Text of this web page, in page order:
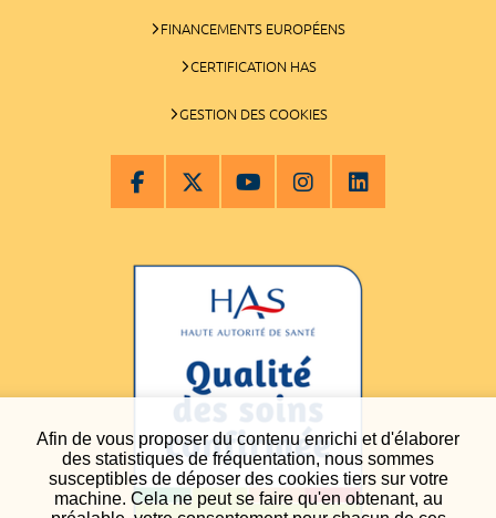
Afin de vous proposer du contenu enrichi et d'élaborer
des statistiques de fréquentation, nous sommes
susceptibles de déposer des cookies tiers sur votre
machine. Cela ne peut se faire qu'en obtenant, au
FINANCEMENTS EUROPÉENS
CERTIFICATION HAS
GESTION DES COOKIES